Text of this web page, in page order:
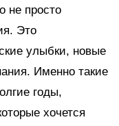
не просто
Это
улыбки, новые
Именно такие
годы,
хочется